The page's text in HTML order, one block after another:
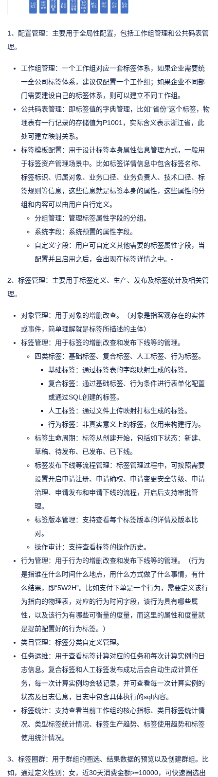
1、配置管理：主要用于全局性配置，包括工作组管理和公共码表管
理。
工作组管理：一个工作组对应一套标签体系，如果企业需要统
一全公司标签体系，建议仅配置一个工作组；如果企业不同部
门需要建设自己的标签体系，则可以建立不同工作组。
公共码表管理：即标签值的字典管理，比如“省份”这个标签，物
理表有一行记录的存储值为P1001，实际含义表示浙江省，此
处可建立映射关系。
标签模板配置：用于设计标签本身属性信息管理方式，一般用
于标签资产管理场景中。比如标签详情信息中包含标签名称、
标签标识、归属对象、业务口径、业务负责人、技术口径、标
签规则等信息，这些信息就是标签本身的属性，这些属性的分
组和内容可以由用户自行定义。
分组管理：管理标签属性字段的分组。
系统字段：系统预置的属性字段。
自定义字段：用户可自定义其他需要的标签属性字段，当
配置并且启用之后，会出现在标签详情之中。-
2、标签管理：主要用于标签定义、生产、发布及标签统计及相关管
理。
对象管理：用于对象的增删改查。（对象是指客观存在的实体
或事件，简单理解就是标签所描述的主体）
标签管理：用于标签的增删改查和发布下线等的管理。
四类标签：基础标签、复合标签、人工标签、行为标签。
基础标签：通过标签表的字段映射生成的标签。
复合标签：通过基础标签、行为条件进行表单化配置
或通过SQL创建的标签。
人工标签：通过文件上传映射打标生成的标签。
行为标签：非真实意义上的标签，仅用来构建行为。
标签生命周期：标签从创建开始，包括如下状态：新建、
草稿、待发布、已发布、已下线。
标签发布下线等流程管理：标签管理过程中，可按照需要
设置开启申请注册、申请确权、申请变更安全等级、申请
治理、申请发布和申请下线的流程，开启后支持审批管
理。
标签版本管理：支持查看每个标签版本的详情及版本比
对。
操作审计：支持查看标签的操作历史。
行为管理：用于行为的增删改查和发布下线等的管理。（行为
是指谁在什么时间什么地点，用什么方式做了什么事情，有什
么结果，即“5W2H”。比如支付下单是一个行为，需要定义该行
为指向的物理表，对应的行为时间字段，该行为具有哪些属
性，以及该行为有哪些可衡量的度量，而这里的属性和度量就
是提前配置好的行为标签。）
类目管理：标签分类自定义管理。
任务运维：用于查看标签计算对应的任务和每次计算实例的日
志信息。复合标签和人工标签发布成功后会自动生成计算任
务，每一次计算实例均会被记录，并可查看每一次计算实例的
状态及日志信息，日志中包含具体执行的sql内容。
标签统计：支持查看当前工作组的核心指标、类目标签统计情
况、类型标签统计情况、标签生产趋势、标签使用趋势和标签
使用统计情况。
3、标签圈群：用于群组的圈选、结果数据的预览以及创建群组。比
如，通过定义性别：女，近30天消费金额>=10000，可快速圈选出